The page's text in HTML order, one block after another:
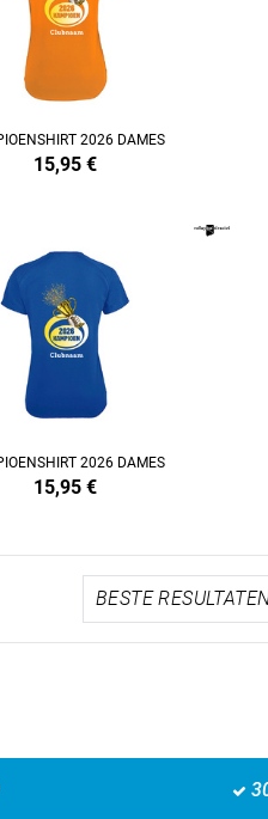
2026 DAMES
15,95 €
2026 DAMES
15,95 €